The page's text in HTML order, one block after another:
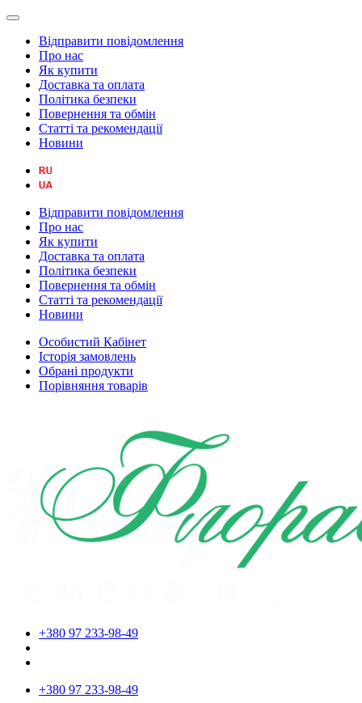
Відправити повідомлення
Про нас
Як купити
Доставка та оплата
Політика безпеки
Повернення та обмін
Статті та рекомендації
Новини
Відправити повідомлення
Про нас
Як купити
Доставка та оплата
Політика безпеки
Повернення та обмін
Статті та рекомендації
Новини
Особистий Кабінет
Історія замовлень
Обрані продукти
Порівняння товарів
+380 97 233-98-49
+380 97 233-98-49